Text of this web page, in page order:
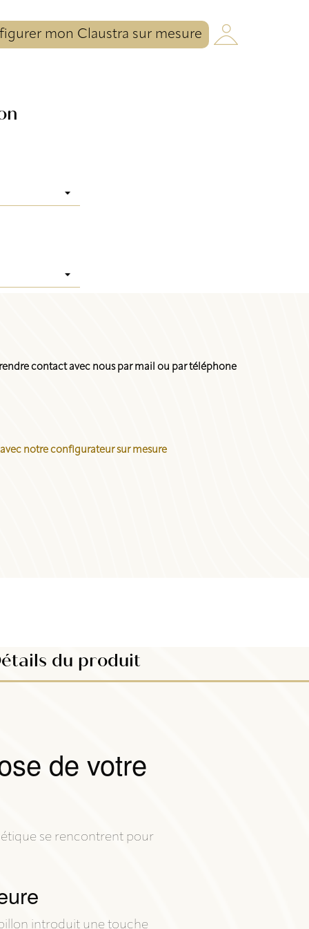
mon Claustra sur mesure
contact avec nous par mail ou par téléphone
notre configurateur sur mesure
du produit
de votre
se rencontrent pour
introduit une touche